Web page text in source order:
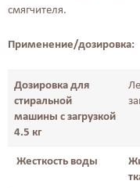
смягчителя.
Применение/дозировка:
Дозировка для
стиральной
машины с загрузкой
4.5 кг
Жесткость воды